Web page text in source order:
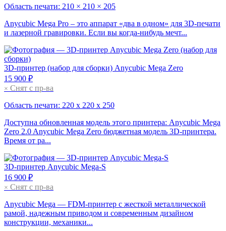
Область печати: 210 × 210 × 205
Anycubic Mega Pro – это аппарат «два в одном» для 3D-печати
и лазерной гравировки. Если вы когда-нибудь мечт...
3D-принтер (набор для сборки) Anycubic Mega Zero
15 900 ₽
× Снят с пр-ва
Область печати: 220 х 220 х 250
Доступна обновленная модель этого принтера: Anycubic Mega
Zero 2.0 Anycubic Mega Zero бюджетная модель 3D-принтера.
Время от ра...
3D-принтер Anycubic Mega-S
16 900 ₽
× Снят с пр-ва
Anycubic Mega — FDM-принтер с жесткой металлической
рамой, надежным приводом и современным дизайном
конструкции, механики...